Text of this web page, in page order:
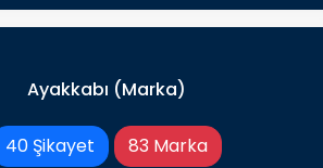
Ayakkabı (Marka)
40 Şikayet 83 Marka